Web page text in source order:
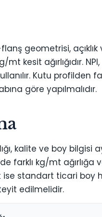
flanş geometrisi,
ağırlığıdır. NPI,
Kutu profilden
göre yapılmalıdır.
kalite ve boy bilgisi
farklı kg/mt
standart ticari boy
edilmelidir.